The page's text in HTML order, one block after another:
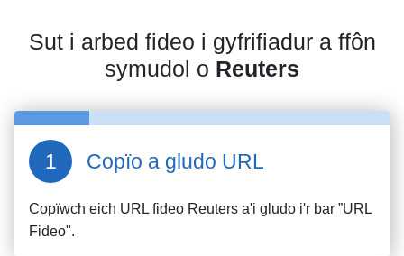
Sut i arbed fideo i gyfrifiadur a ffôn
symudol o Reuters
Copïo a gludo URL
Copïwch eich URL fideo Reuters a'i gludo i'r bar ”URL
Fideo".